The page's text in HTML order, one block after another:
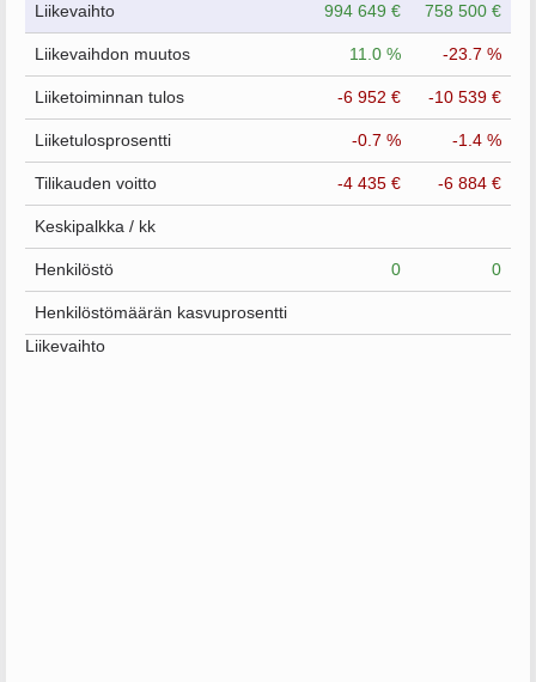
Liikevaihto 994 649 € 758 500 €
Liikevaihdon muutos 11.0 % -23.7 %
Liiketoiminnan tulos -6 952 € -10 539 €
Liiketulosprosentti -0.7 % -1.4 %
Tilikauden voitto -4 435 € -6 884 €
Keskipalkka / kk
Henkilöstö 0 0
Henkilöstömäärän kasvuprosentti
Liikevaihto